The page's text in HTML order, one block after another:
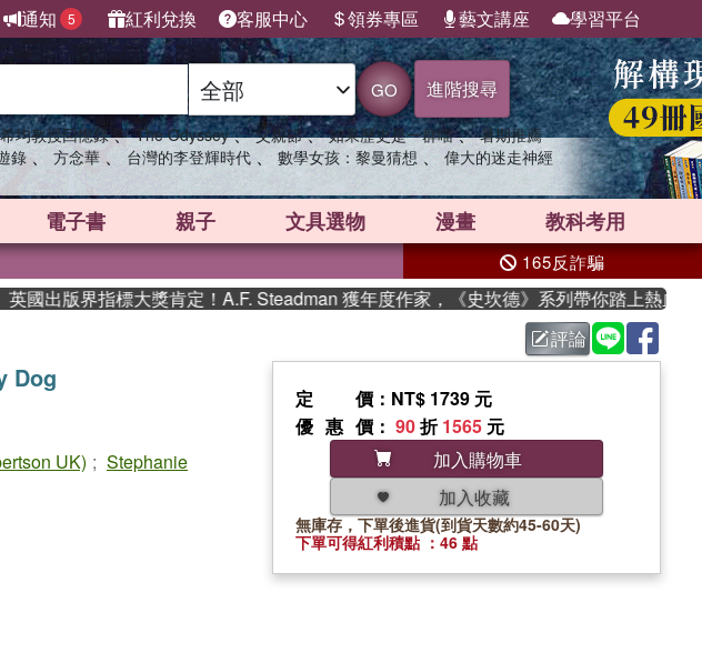
通知 5 紅利兌換 客服中心 領券專區 藝文講座 學習平台
GO 進階搜尋
均教授回憶錄 、 The Odyssey 、 父親節 、 如果歷史是一群喵 、 暑期推薦
錄 、 方念華 、 台灣的李登輝時代 、 數學女孩：黎曼猜想 、 偉大的迷走神經
電子書 親子 文具選物 漫畫 教科考用
165反詐騙
出版界指標大獎肯定！A.F. Steadman 獲年度作家，《史坎德》系列帶你踏上熱血奇幻旅
評論
Dog
UK) ; Stephanie
定價 ：NT$ 1739 元
優惠價 ： 90折1565 元
加入購物車
加入收藏
無庫存，下單後進貨(到貨天數約45-60天)
下單可得紅利積點 ：46 點